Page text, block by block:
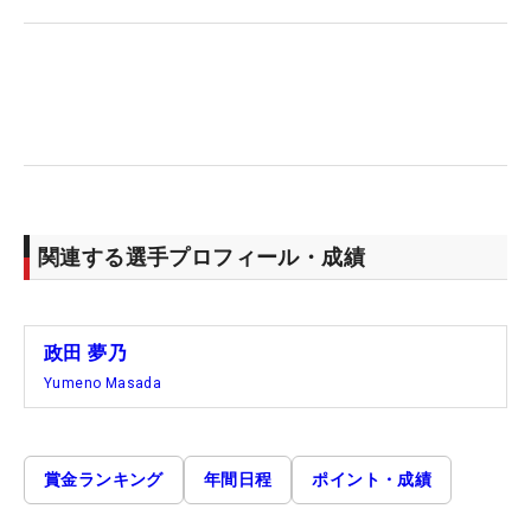
関連する選手プロフィール・成績
政田 夢乃
Yumeno Masada
賞金ランキング 年間日程 ポイント・成績